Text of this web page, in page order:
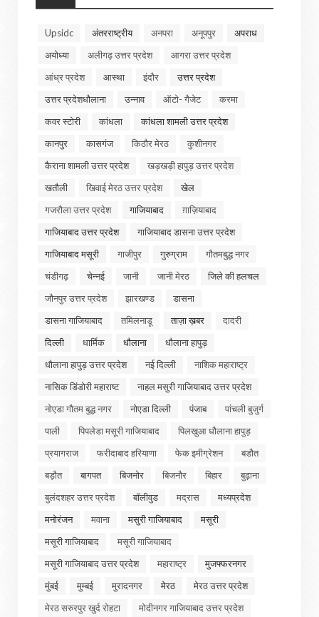
Upsidc अंतरराष्ट्रीय अनपरा अनूपपुर
अपराध
अयोध्या
अलीगढ़ उत्तर प्रदेश
आगरा उत्तर प्रदेश
आंध्र प्रदेश
आस्था इंदौर
उत्तर प्रदेश
उत्तर प्रदेशधौलाना
उन्नाव ऑटो- गैजेट
करमा
कवर स्टोरी
कांधला
कांधला शामली उत्तर प्रदेश
कानपुर
कासगंज किठौर मेरठ
कुशीनगर
कैराना शामली उत्तर प्रदेश
खड़खड़ी हापुड़ उत्तर प्रदेश
खतौली
खिवाई मेरठ उत्तर प्रदेश
खेल
गजरौला उत्तर प्रदेश
गाजियाबाद
ग़ाज़ियाबाद
गाजियाबाद उत्तर प्रदेश
गाजियाबाद डासना उत्तर प्रदेश
गाजियाबाद मसूरी
गाजीपुर गुरुग्राम
गौतमबुद्ध नगर
चंडीगढ़
चेन्नई जानी जानी मेरठ
जिले की हलचल
जौनपुर उत्तर प्रदेश
झारखण्ड
डासना
डासना गाजियाबाद
तमिलनाडू ताज़ा ख़बर
दादरी
दिल्ली
धार्मिक धौलाना
धौलाना हापुड़
धौलाना हापुड़ उत्तर प्रदेश
नई दिल्ली
नाशिक महाराष्ट्र
नासिक डिंडोरी महाराष्ट
नाहल मसुरी गाजियाबाद उत्तर प्रदेश
नोएडा गौतम बुद्ध नगर
नोएडा दिल्ली पंजाब
पांचली बुजुर्ग
पाली
पिपलेडा मसूरी गाजियाबाद
पिलखुआ धौलाना हापुड़
प्रयागराज
फरीदाबाद हरियाणा फेक इमीग्रेशन
बडौत
बड़ौत
बागपत बिजनोर बिजनौर बिहार
बुढ़ाना
बुलंदशहर उत्तर प्रदेश
बॉलीवुड मद्रास
मध्यप्रदेश
मनोरंजन
मवाना मसुरी गाजियाबाद
मसूरी
मसूरी गाजियाबाद
मसूरी गाजियाबाद
मसूरी गाजियाबाद उत्तर प्रदेश
महाराष्ट्र
मुजफ्फरनगर
मुंबई
मुम्बई मुरादनगर मेरठ
मेरठ उत्तर प्रदेश
मेरठ सरुरपुर खुर्द रोहटा
मोदीनगर गाजियाबाद उत्तर प्रदेश